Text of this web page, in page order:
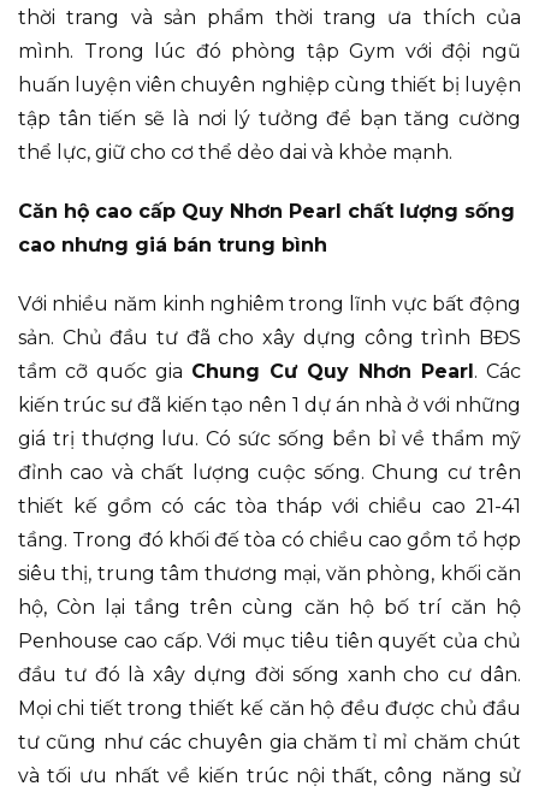
thời trang và sản phẩm thời trang ưa thích của
mình. Trong lúc đó phòng tập Gym với đội ngũ
huấn luyện viên chuyên nghiệp cùng thiết bị luyện
tập tân tiến sẽ là nơi lý tưởng để bạn tăng cường
thể lực, giữ cho cơ thể dẻo dai và khỏe mạnh.
Căn hộ cao cấp Quy Nhơn Pearl chất lượng sống
cao nhưng giá bán trung bình
Với nhiều năm kinh nghiêm trong lĩnh vực bất động
sản. Chủ đầu tư đã cho xây dựng công trình BĐS
tầm cỡ quốc gia Chung Cư Quy Nhơn Pearl. Các
kiến trúc sư đã kiến tạo nên 1 dự án nhà ở với những
giá trị thượng lưu. Có sức sống bền bỉ về thẩm mỹ
đỉnh cao và chất lượng cuộc sống. Chung cư trên
thiết kế gồm có các tòa tháp với chiều cao 21-41
tầng. Trong đó khối đế tòa có chiều cao gồm tổ hợp
siêu thị, trung tâm thương mại, văn phòng, khối căn
hộ, Còn lại tầng trên cùng căn hộ bố trí căn hộ
Penhouse cao cấp. Với mục tiêu tiên quyết của chủ
đầu tư đó là xây dựng đời sống xanh cho cư dân.
Mọi chi tiết trong thiết kế căn hộ đều được chủ đầu
tư cũng như các chuyên gia chăm tỉ mỉ chăm chút
và tối ưu nhất về kiến trúc nội thất, công năng sử